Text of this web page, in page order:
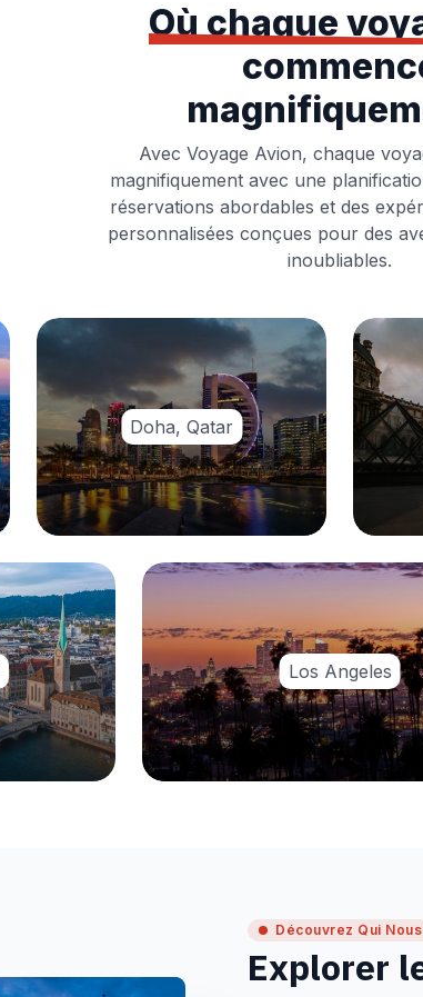
Où chaque
Avec Voyage Avion, chaque
magnifiquement avec une
réservations abordables et des
personnalisées conçues pour des
inoubliables.
Doha, Qatar
Los Angeles
Découvrez Qui
Explorer